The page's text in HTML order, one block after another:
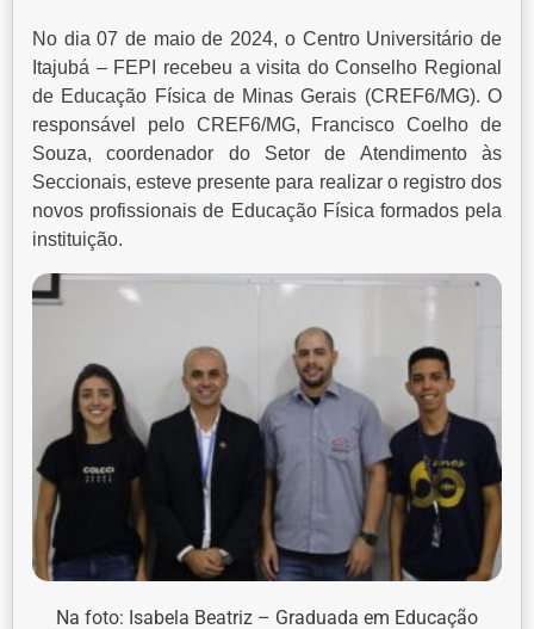
No dia 07 de maio de 2024, o Centro Universitário de
Itajubá – FEPI recebeu a visita do Conselho Regional
de Educação Física de Minas Gerais (CREF6/MG). O
responsável pelo CREF6/MG, Francisco Coelho de
Souza, coordenador do Setor de Atendimento às
Seccionais, esteve presente para realizar o registro dos
novos profissionais de Educação Física formados pela
instituição.
Na foto: Isabela Beatriz – Graduada em Educação